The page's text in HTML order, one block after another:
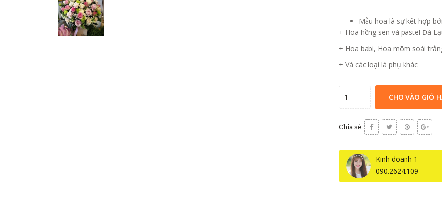
Mẫu hoa là sự kết hợp
+ Hoa hồng sen và pastel Đà
+ Hoa babi, Hoa mõm soái
+ Và các loại lá phụ khác
CHO VÀO GIỎ
Chia sẻ:
Kinh doanh 1
090.2624.109